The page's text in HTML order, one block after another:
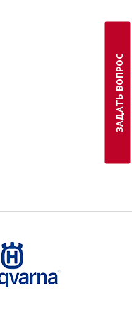
ЗАДАТЬ ВОПРОС